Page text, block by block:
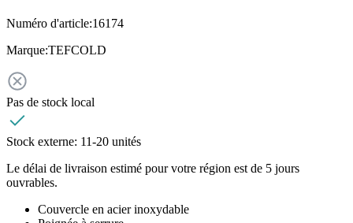
Numéro d'article:16174
Marque:TEFCOLD
Pas de stock local
Stock externe: 11-20 unités
Le délai de livraison estimé pour votre région est de 5 jours
ouvrables.
Couvercle en acier inoxydable